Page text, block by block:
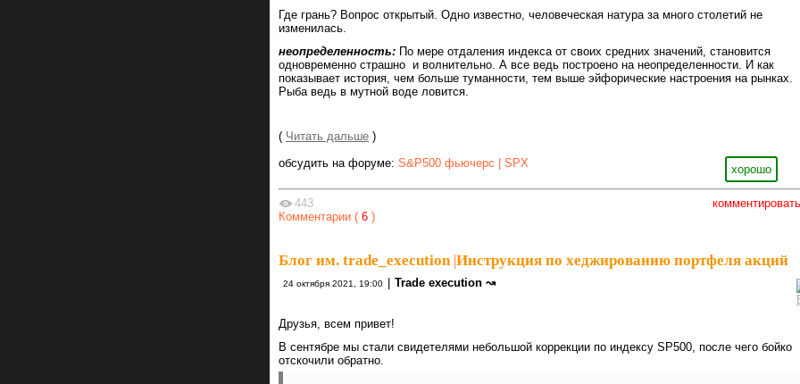
Где грань? Вопрос открытый. Одно известно, человеческая натура за много столетий не
изменилась.
неопределенность: По мере отдаления индекса от своих средних значений, становится
одновременно страшно и волнительно. А все ведь построено на неопределенности. И как
показывает история, чем больше туманности, тем выше эйфорические настроения на рынках.
Рыба ведь в мутной воде ловится.
( Читать дальше )
хорошо
обсудить на форуме: S&P500 фьючерс | SPX
комментировать
443
Комментарии ( 6 )
Блог им. trade_execution |Инструкция по хеджированию портфеля акций
24 октября 2021, 19:00 | Trade execution ↝
Друзья, всем привет!
В сентябре мы стали свидетелями небольшой коррекции по индексу SP500, после чего бойко
отскочили обратно.